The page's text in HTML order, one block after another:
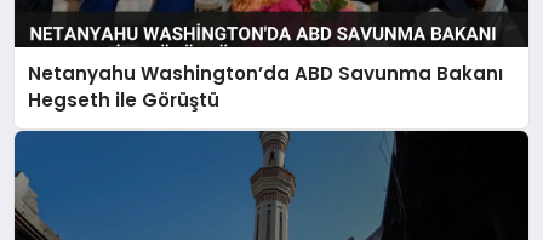
Netanyahu Washington’da ABD Savunma Bakanı
Hegseth ile Görüştü